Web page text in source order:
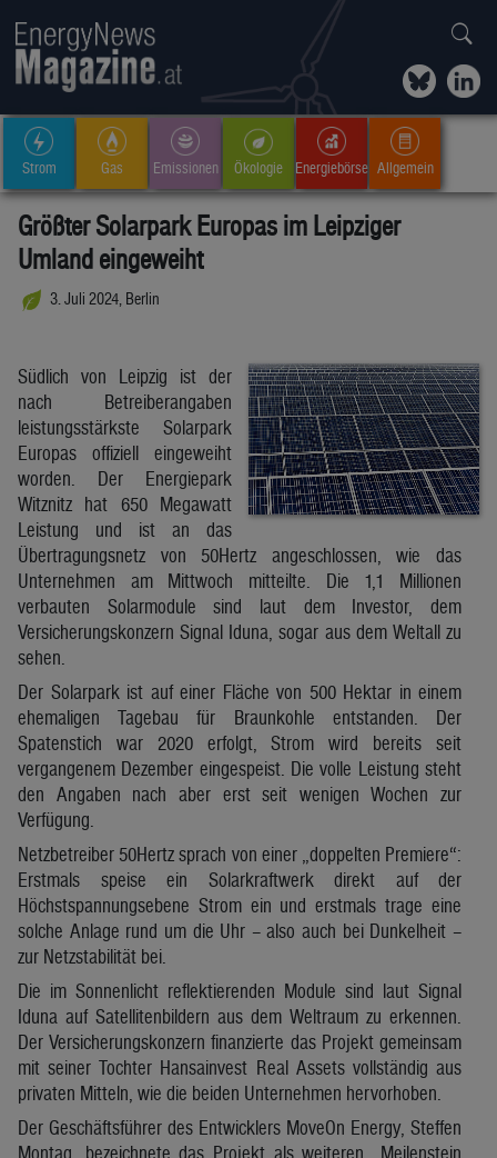
Strom Gas Emissionen Ökologie Energiebörse Allgemein
Größter Solarpark Europas im Leipziger
Umland eingeweiht
3. Juli 2024, Berlin
Südlich von Leipzig ist der
nach Betreiberangaben
leistungsstärkste Solarpark
Europas offiziell eingeweiht
worden. Der Energiepark
Witznitz hat 650 Megawatt
Leistung und ist an das
Übertragungsnetz von 50Hertz angeschlossen, wie das
Unternehmen am Mittwoch mitteilte. Die 1,1 Millionen
verbauten Solarmodule sind laut dem Investor, dem
Versicherungskonzern Signal Iduna, sogar aus dem Weltall zu
sehen.
Der Solarpark ist auf einer Fläche von 500 Hektar in einem
ehemaligen Tagebau für Braunkohle entstanden. Der
Spatenstich war 2020 erfolgt, Strom wird bereits seit
vergangenem Dezember eingespeist. Die volle Leistung steht
den Angaben nach aber erst seit wenigen Wochen zur
Verfügung.
Netzbetreiber 50Hertz sprach von einer „doppelten Premiere“:
Erstmals speise ein Solarkraftwerk direkt auf der
Höchstspannungsebene Strom ein und erstmals trage eine
solche Anlage rund um die Uhr – also auch bei Dunkelheit –
zur Netzstabilität bei.
Die im Sonnenlicht reflektierenden Module sind laut Signal
Iduna auf Satellitenbildern aus dem Weltraum zu erkennen.
Der Versicherungskonzern finanzierte das Projekt gemeinsam
mit seiner Tochter Hansainvest Real Assets vollständig aus
privaten Mitteln, wie die beiden Unternehmen hervorhoben.
Der Geschäftsführer des Entwicklers MoveOn Energy, Steffen
Montag, bezeichnete das Projekt als weiteren „Meilenstein